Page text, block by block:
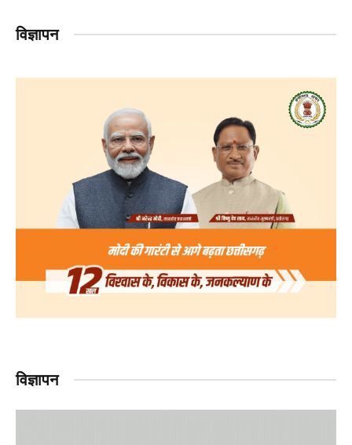
विज्ञापन
विज्ञापन